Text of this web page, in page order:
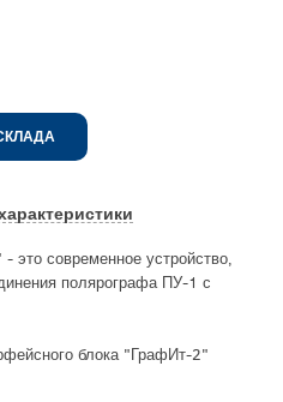
современное устройство,
полярографа ПУ-1 с
блока "ГрафИт-2"